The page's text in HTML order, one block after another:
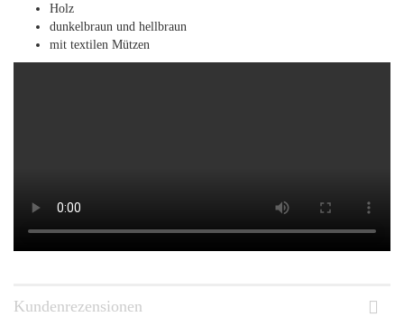
Holz
dunkelbraun und hellbraun
mit textilen Mützen
Kundenrezensionen